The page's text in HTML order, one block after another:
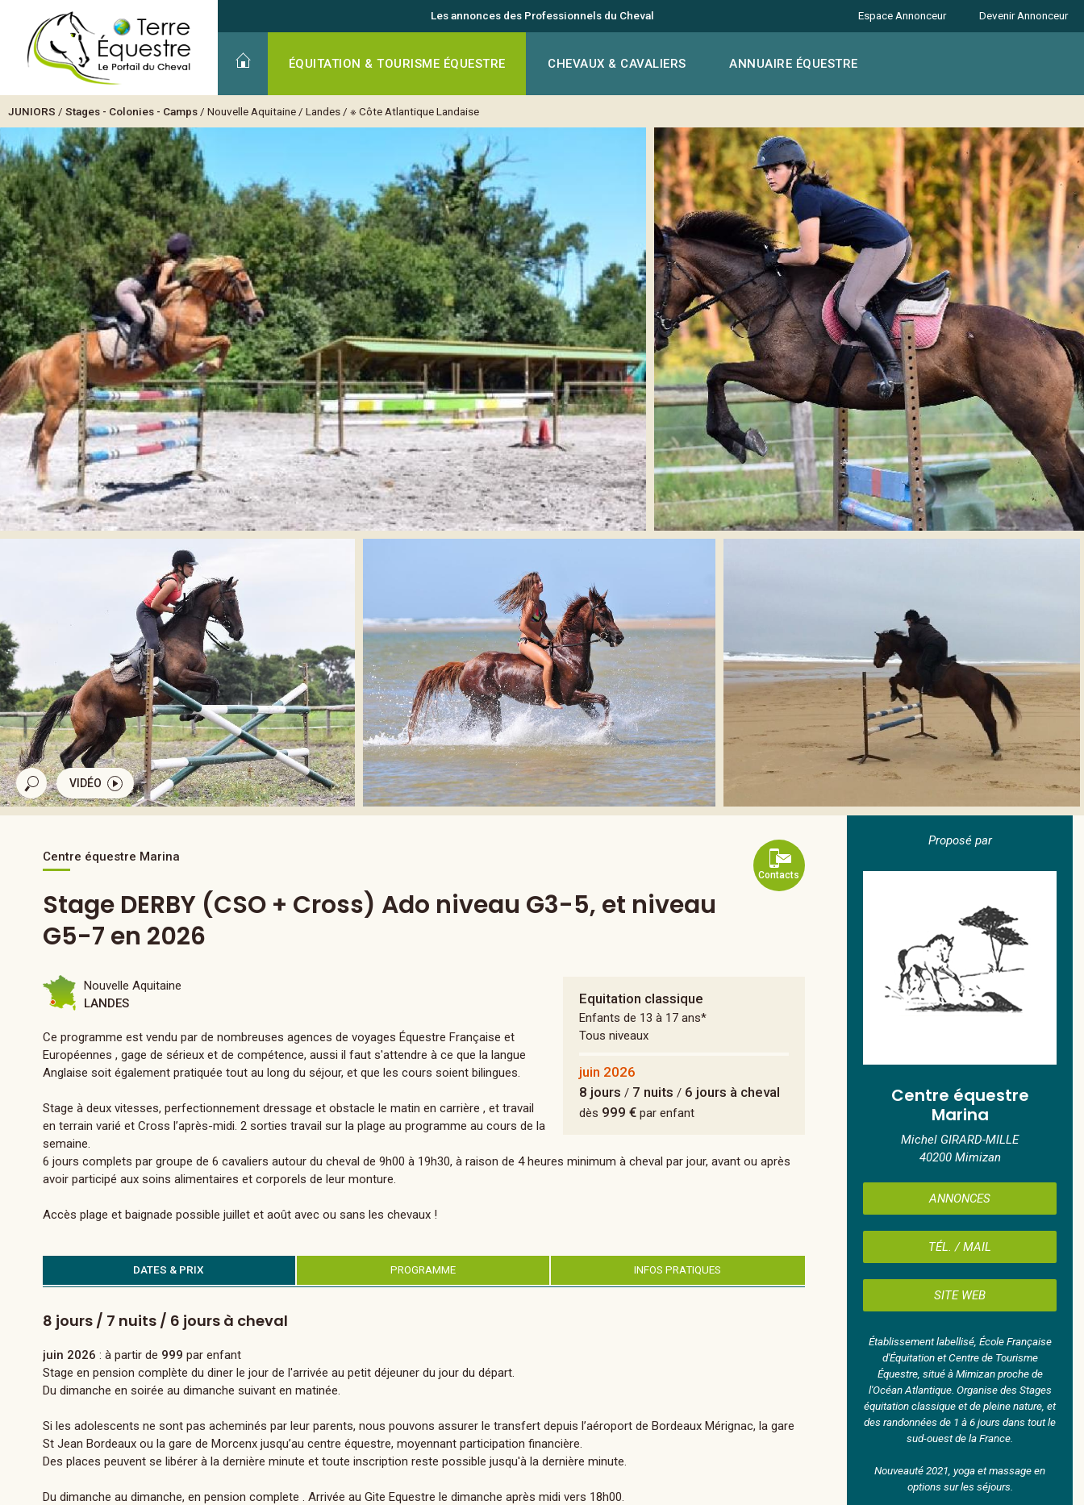
Les annonces des Professionnels du Cheval
ÉQUITATION & TOURISME ÉQUESTRE CHEVAUX & CAVALIERS ANNUAIRE ÉQUESTRE
Espace Annonceur Devenir Annonceur
JUNIORS / Stages - Colonies - Camps / Nouvelle Aquitaine / Landes / ※ Côte Atlantique Landaise
VIDÉO
Contacts
Centre équestre Marina
Stage DERBY (CSO + Cross) Ado niveau G3-5, et niveau
G5-7 en 2026
Equitation classique
Enfants de 13 à 17 ans*
Tous niveaux
juin 2026
8 jours / 7 nuits / 6 jours à cheval
dès 999 €par enfant
Nouvelle Aquitaine
LANDES
Ce programme est vendu par de nombreuses agences de voyages Équestre Française et
Européennes , gage de sérieux et de compétence, aussi il faut s'attendre à ce que la langue
Anglaise soit également pratiquée tout au long du séjour, et que les cours soient bilingues.
Stage à deux vitesses, perfectionnement dressage et obstacle le matin en carrière , et travail
en terrain varié et Cross l’après-midi. 2 sorties travail sur la plage au programme au cours de la
semaine.
6 jours complets par groupe de 6 cavaliers autour du cheval de 9h00 à 19h30, à raison de 4 heures minimum à cheval par jour, avant ou après
avoir participé aux soins alimentaires et corporels de leur monture.
Accès plage et baignade possible juillet et août avec ou sans les chevaux !
DATES & PRIX PROGRAMME INFOS PRATIQUES
8 jours / 7 nuits / 6 jours à cheval
juin 2026 : à partir de 999 par enfant
Stage en pension complète du diner le jour de l'arrivée au petit déjeuner du jour du départ.
Du dimanche en soirée au dimanche suivant en matinée.
Si les adolescents ne sont pas acheminés par leur parents, nous pouvons assurer le transfert depuis l’aéroport de Bordeaux Mérignac, la gare
St Jean Bordeaux ou la gare de Morcenx jusqu’au centre équestre, moyennant participation financière.
Des places peuvent se libérer à la dernière minute et toute inscription reste possible jusqu'à la dernière minute.
Du dimanche au dimanche, en pension complete . Arrivée au Gite Equestre le dimanche après midi vers 18h00.
Proposé par
Centre équestre
Marina
Michel GIRARD-MILLE
40200 Mimizan
ANNONCES
TÉL. / MAIL
SITE WEB
Établissement labellisé, École Française
d'Équitation et Centre de Tourisme
Équestre, situé à Mimizan proche de
l'Océan Atlantique. Organise des Stages
équitation classique et de pleine nature, et
des randonnées de 1 à 6 jours dans tout le
sud-ouest de la France.
Nouveauté 2021, yoga et massage en
options sur les séjours.